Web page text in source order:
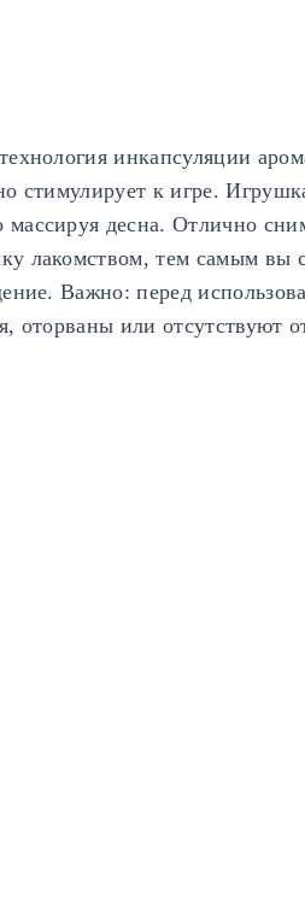
инкапсуляции
стимулирует к игре.
десна. Отлично
лакомством, тем самым вы
Важно: перед
оторваны или отсутствуют